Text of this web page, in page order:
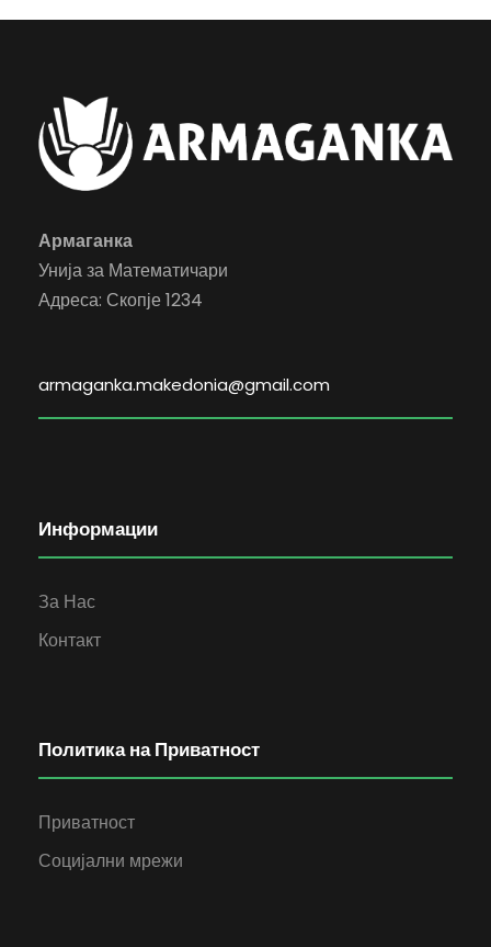
Армаганка
Унија за Математичари
Адреса: Скопје 1234
armaganka.makedonia@gmail.com
Информации
За Нас
Контакт
Политика на Приватност
Приватност
Социјални мрежи